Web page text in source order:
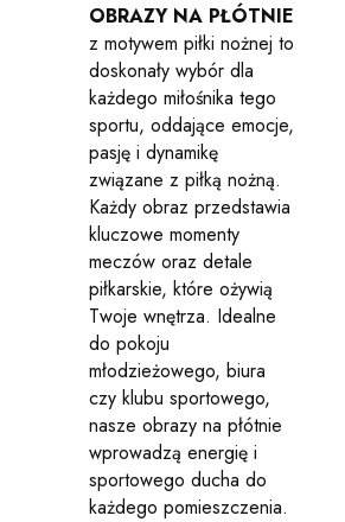
OBRAZY NA PŁÓTNIE
z motywem piłki nożnej to
doskonały wybór dla
każdego miłośnika tego
sportu, oddające emocje,
pasję i dynamikę
związane z piłką nożną.
Każdy obraz przedstawia
kluczowe momenty
meczów oraz detale
piłkarskie, które ożywią
Twoje wnętrza. Idealne
do pokoju
młodzieżowego, biura
czy klubu sportowego,
nasze obrazy na płótnie
wprowadzą energię i
sportowego ducha do
każdego pomieszczenia.